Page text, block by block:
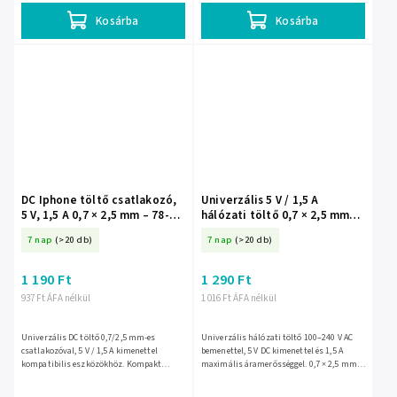
Kosárba Kosárba
DC Iphone töltő csatlakozó,
5 V, 1,5 A 0,7 × 2,5 mm – 78-
7 nap (>20 db)
937 Ft ÁFA nélkül
1 190 Ft
Univerzális DC töltő 0,7/2,5 mm-es
csatlakozóval, 5 V / 1,5 A kimenettel
kompatibilis eszközökhöz. Kompakt
Univerzális 5 V / 1,5 A
hálózati töltő 0,7 × 2,5 mm
7 nap (>20 db)
1 016 Ft ÁFA nélkül
1 290 Ft
Univerzális hálózati töltő 100–240 V AC
bemenettel, 5 V DC kimenettel és 1,5 A
maximális áramerősséggel. 0,7 × 2,5 mm-